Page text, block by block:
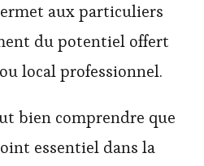
aux particuliers
du potentiel offert
local professionnel.
bien comprendre que
essentiel dans la